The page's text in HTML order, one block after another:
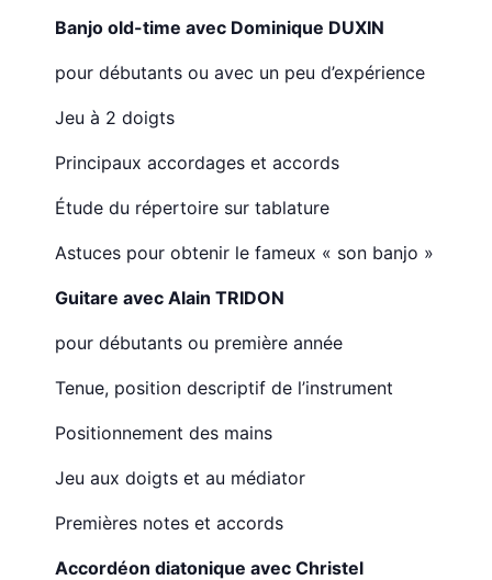
Banjo old-time avec Dominique DUXIN
pour débutants ou avec un peu d’expérience
Jeu à 2 doigts
Principaux accordages et accords
Étude du répertoire sur tablature
Astuces pour obtenir le fameux « son banjo »
Guitare avec Alain TRIDON
pour débutants ou première année
Tenue, position descriptif de l’instrument
Positionnement des mains
Jeu aux doigts et au médiator
Premières notes et accords
Accordéon diatonique avec Christel